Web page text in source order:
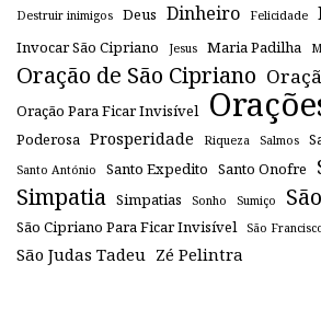
Destruir inimigos Deus Dinheiro Felicidade
Invocar São Cipriano Jesus Maria Padilha
Oração de São Cipriano
Oração Para Ficar Invisível
Poderosa Prosperidade Riqueza Salmos
Santo António Santo Expedito Santo Onofre
Simpatia Simpatias Sonho Sumiço
São Cipriano Para Ficar Invisível São
São Judas Tadeu Zé Pelintra